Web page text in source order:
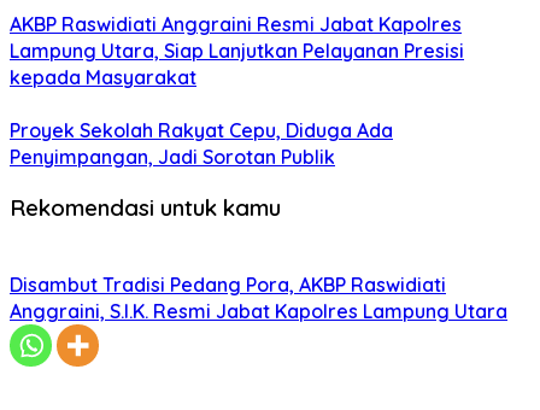
AKBP Raswidiati Anggraini Resmi Jabat Kapolres
Lampung Utara, Siap Lanjutkan Pelayanan Presisi
kepada Masyarakat
Proyek Sekolah Rakyat Cepu, Diduga Ada
Penyimpangan, Jadi Sorotan Publik
Rekomendasi untuk kamu
Disambut Tradisi Pedang Pora, AKBP Raswidiati
Anggraini, S.I.K. Resmi Jabat Kapolres Lampung Utara